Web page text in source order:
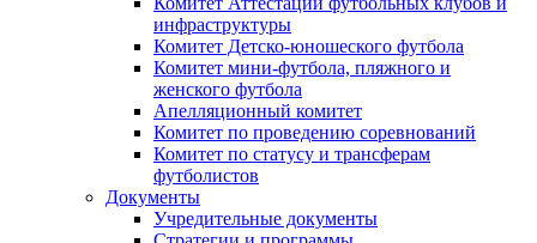
инфраструктуры
Комитет Детско-юношеского футбола
Комитет мини-футбола, пляжного и
женского футбола
Апелляционный комитет
Комитет по проведению соревнований
Комитет по статусу и трансферам
футболистов
Документы
Учредительные документы